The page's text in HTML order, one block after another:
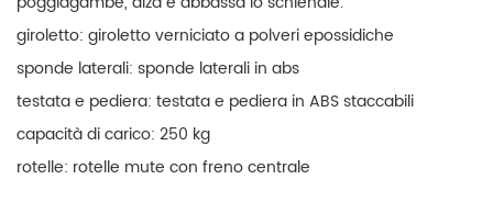
giroletto: giroletto verniciato a polveri epossidiche
sponde laterali: sponde laterali in abs
testata e pediera: testata e pediera in ABS staccabili
capacità di carico: 250 kg
rotelle: rotelle mute con freno centrale